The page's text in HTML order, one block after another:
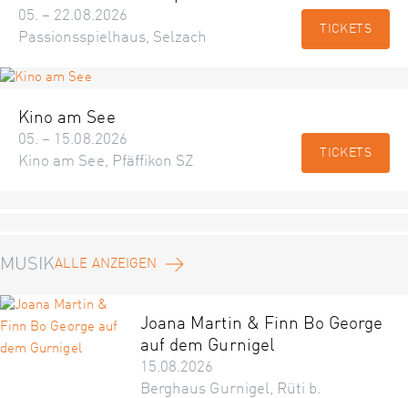
05. – 22.08.2026
Passionsspielhaus, Selzach
TICKETS
Kino am See
05. – 15.08.2026
Kino am See, Pfäffikon SZ
TICKETS
MUSIKALLE ANZEIGEN
Joana Martin & Finn Bo George
auf dem Gurnigel
15.08.2026
Berghaus Gurnigel, Rüti b.